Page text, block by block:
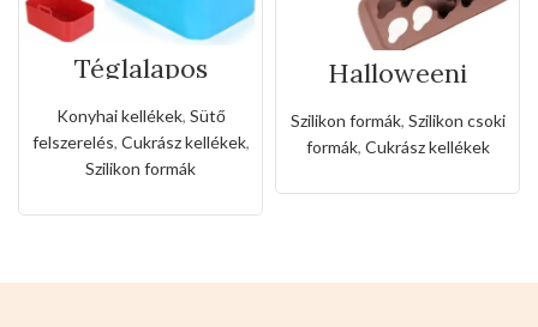
Téglalapos
szilikon forma
forró levegős
sütőhöz
Konyhai kellékek, Sütő
felszerelés, Cukrász kellékek,
Szilikon formák
Halloweeni
csoki forma
Szilikon formák, Szilikon csoki
formák, Cukrász kellékek